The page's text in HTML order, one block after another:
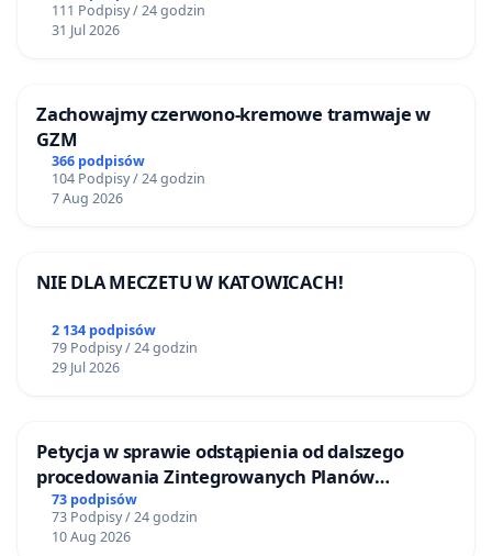
111 Podpisy / 24 godzin
31 Jul 2026
Zachowajmy czerwono-kremowe tramwaje w
GZM
366 podpisów
104 Podpisy / 24 godzin
7 Aug 2026
NIE DLA MECZETU W KATOWICACH!
2 134 podpisów
79 Podpisy / 24 godzin
29 Jul 2026
Petycja w sprawie odstąpienia od dalszego
procedowania Zintegrowanych Planów
Inwestycyjnych „Myślenice – Barnasiówka” oraz
„Myślenice – Bukówka”
73 podpisów
73 Podpisy / 24 godzin
10 Aug 2026